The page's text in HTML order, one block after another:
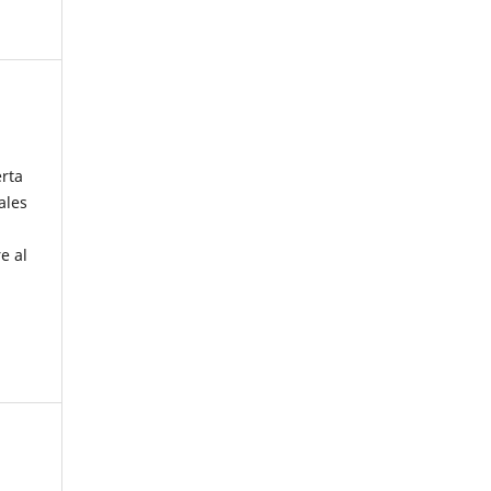
al